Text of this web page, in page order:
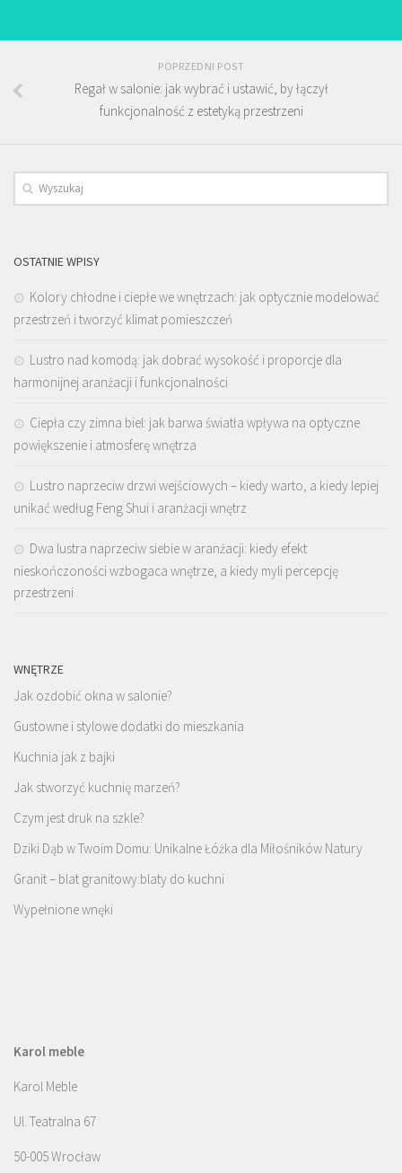
POPRZEDNI POST
Regał w salonie: jak wybrać i ustawić, by łączył
funkcjonalność z estetyką przestrzeni
OSTATNIE WPISY
Kolory chłodne i ciepłe we wnętrzach: jak optycznie modelować
przestrzeń i tworzyć klimat pomieszczeń
Lustro nad komodą: jak dobrać wysokość i proporcje dla
harmonijnej aranżacji i funkcjonalności
Ciepła czy zimna biel: jak barwa światła wpływa na optyczne
powiększenie i atmosferę wnętrza
Lustro naprzeciw drzwi wejściowych – kiedy warto, a kiedy lepiej
unikać według Feng Shui i aranżacji wnętrz
Dwa lustra naprzeciw siebie w aranżacji: kiedy efekt
nieskończoności wzbogaca wnętrze, a kiedy myli percepcję
przestrzeni
WNĘTRZE
Jak ozdobić okna w salonie?
Gustowne i stylowe dodatki do mieszkania
Kuchnia jak z bajki
Jak stworzyć kuchnię marzeń?
Czym jest druk na szkle?
Dziki Dąb w Twoim Domu: Unikalne Łóżka dla Miłośników Natury
Granit – blat granitowy:blaty do kuchni
Wypełnione wnęki
Karol meble
Karol Meble
Ul. Teatralna 67
50-005 Wrocław